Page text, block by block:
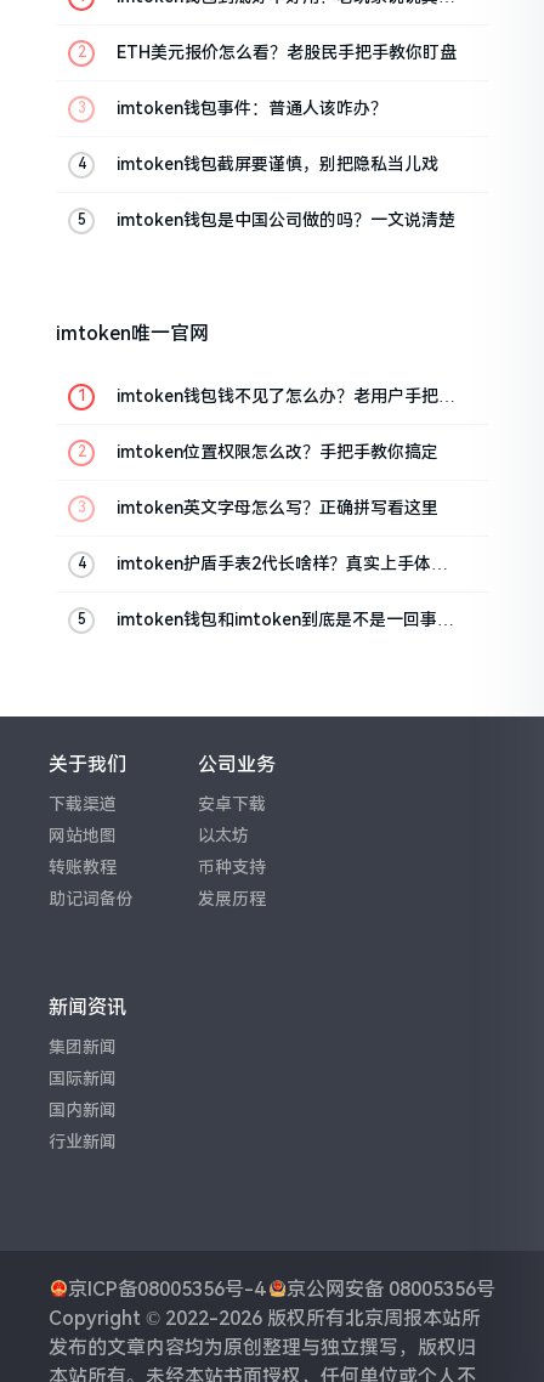
ETH美元报价怎么看？老股民手把手教你盯盘
imtoken钱包事件：普通人该咋办？
imtoken钱包截屏要谨慎，别把隐私当儿戏
imtoken钱包是中国公司做的吗？一文说清楚
imtoken唯一官网
imtoken钱包钱不见了怎么办？老用户手把手
imtoken位置权限怎么改？手把手教你搞定
imtoken英文字母怎么写？正确拼写看这里
imtoken护盾手表2代长啥样？真实上手体验
imtoken钱包和imtoken到底是不是一回事？
关于我们
下载渠道
网站地图
转账教程
助记词备份
公司业务
安卓下载
以太坊
币种支持
发展历程
新闻资讯
集团新闻
国际新闻
国内新闻
行业新闻
京ICP备08005356号-4
京公网安备 08005356号
Copyright © 2022-2026 版权所有北京周报本站所
发布的文章内容均为原创整理与独立撰写，版权归
本站所有。未经本站书面授权，任何单位或个人不